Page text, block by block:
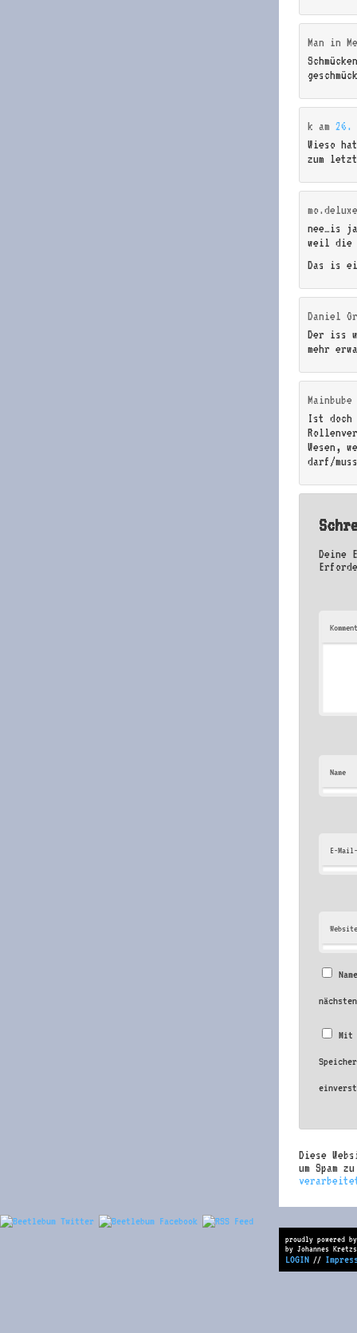
Man in
k am 26.
Wieso
zum
mo.deluxe
nee…is
weil die
Das is
Daniel
Der iss
mehr
Mainbube
Ist
Wesen,
darf/
Deine
Name
E-
Mit
Diese
um Spam
proudly powered
by Johannes
LOGIN //